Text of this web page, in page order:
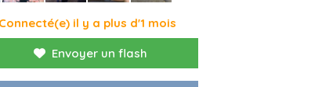
Connecté(e) il y a plus d'1 mois
Envoyer un flash